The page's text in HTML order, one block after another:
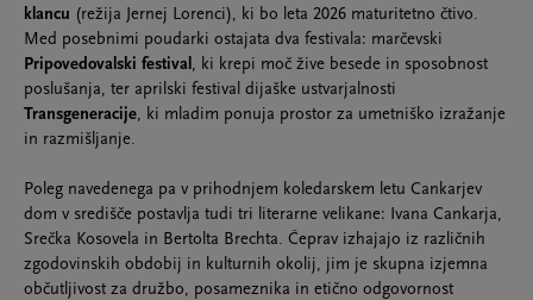
klancu (režija Jernej Lorenci), ki bo leta 2026 maturitetno čtivo.
Med posebnimi poudarki ostajata dva festivala: marčevski
Pripovedovalski festival , ki krepi moč žive besede in sposobnost
poslušanja, ter aprilski festival dijaške ustvarjalnosti
Transgeneracije, ki mladim ponuja prostor za umetniško izražanje
in razmišljanje.
Poleg navedenega pa v prihodnjem koledarskem letu Cankarjev
dom v središče postavlja tudi tri literarne velikane: Ivana Cankarja,
Srečka Kosovela in Bertolta Brechta. Čeprav izhajajo iz različnih
zgodovinskih obdobij in kulturnih okolij, jim je skupna izjemna
občutljivost za družbo, posameznika in etično odgovornost